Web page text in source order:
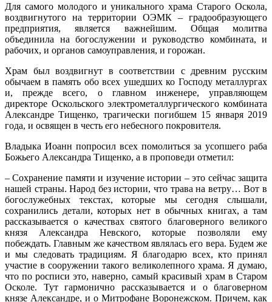
Для самого молодого и уникального храма Старого Оскола,
воздвигнутого на территории ОЭМК – градообразующего
предприятия, является важнейшим. Общая молитва
объединила на богослужении и руководство комбината, и
рабочих, и органов самоуправления, и горожан.
Храм был воздвигнут в соответствии с древним русским
обычаем в память обо всех ушедших ко Господу металлургах
и, прежде всего, о главном инженере, управляющем
директоре Оскольского электрометаллургического комбината
Александре Тищенко, трагически погибшем 15 января 2019
года, и освящен в честь его небесного покровителя.
Владыка Иоанн попросил всех помолиться за усопшего раба
Божьего Александра Тищенко, а в проповеди отметил:
– Сохранение памяти и изучение истории – это сейчас защита
нашей страны. Народ без истории, что трава на ветру… Вот в
богослужебных текстах, которые мы сегодня слышали,
сохранились детали, которых нет в обычных книгах, а там
рассказывается о качествах святого благоверного великого
князя Александра Невского, которые позволяли ему
побеждать. Главным же качеством являлась его вера. Будем же
и мы следовать традициям. Я благодарю всех, кто принял
участие в сооружении такого великолепного храма. Я думаю,
что по росписи это, наверно, самый красивый храм в Старом
Осколе. Тут гармонично рассказывается и о благоверном
князе Александре, и о Митрофане Воронежском. Причем, как